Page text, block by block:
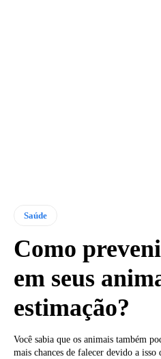
Saúde
Como
em seus
estimação?
Você sabia que os animais também
mais chances de falecer devido a isso